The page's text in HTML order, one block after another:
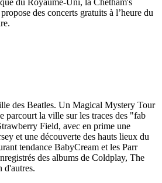
des concerts gratuits à l’heure du
des Beatles. Un Magical Mystery Tour
parcourt la ville sur les traces des "fab
Field, avec en prime une
et une découverte des hauts lieux du
tendance BabyCream et les Parr
des albums de Coldplay, The
d'autres.